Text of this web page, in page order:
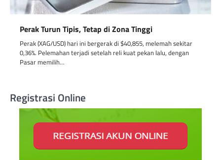
Perak Turun Tipis, Tetap di Zona Tinggi
Perak (XAG/USD) hari ini bergerak di $40,855, melemah sekitar
0,36%. Pelemahan terjadi setelah reli kuat pekan lalu, dengan
Pasar memilih…
Registrasi Online